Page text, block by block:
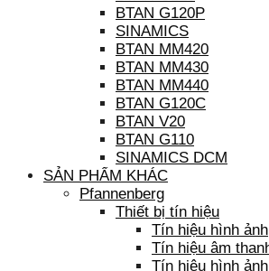
BTAN G120P
SINAMICS
BTAN MM420
BTAN MM430
BTAN MM440
BTAN G120C
BTAN V20
BTAN G110
SINAMICS DCM
SẢN PHẨM KHÁC
Pfannenberg
Thiết bị tín hiệu
Tín hiệu hình ảnh
Tín hiệu âm
Tín hiệu hình